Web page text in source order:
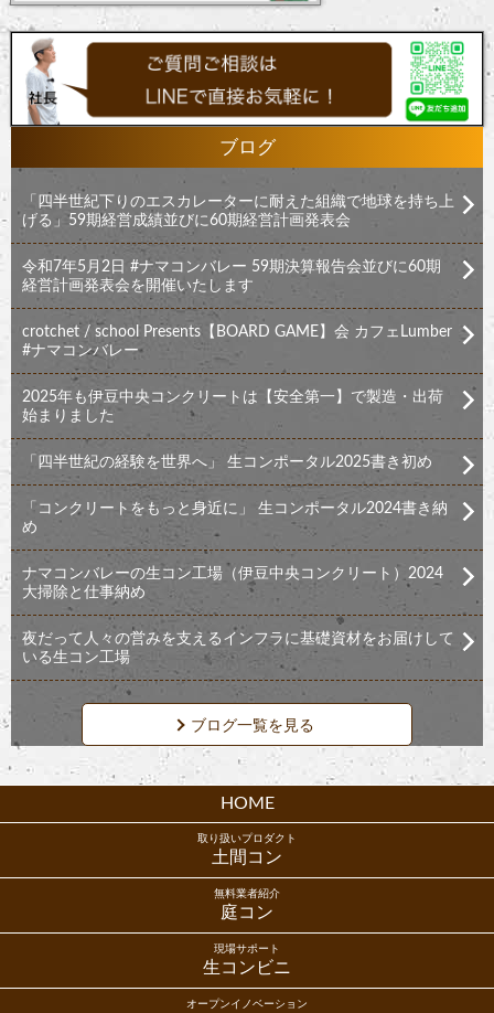
ブログ
「四半世紀下りのエスカレーターに耐えた組織で地球を持ち上
げる」59期経営成績並びに60期経営計画発表会
令和7年5月2日 #ナマコンバレー 59期決算報告会並びに60期
経営計画発表会を開催いたします
crotchet / school Presents【BOARD GAME】会 カフェLumber
#ナマコンバレー
2025年も伊豆中央コンクリートは【安全第一】で製造・出荷
始まりました
「四半世紀の経験を世界へ」 生コンポータル2025書き初め
「コンクリートをもっと身近に」 生コンポータル2024書き納
め
ナマコンバレーの生コン工場（伊豆中央コンクリート）2024
大掃除と仕事納め
夜だって人々の営みを支えるインフラに基礎資材をお届けして
いる生コン工場
ブログ一覧を見る
HOME
取り扱いプロダクト
土間コン
無料業者紹介
庭コン
現場サポート
生コンビニ
オープンイノベーション